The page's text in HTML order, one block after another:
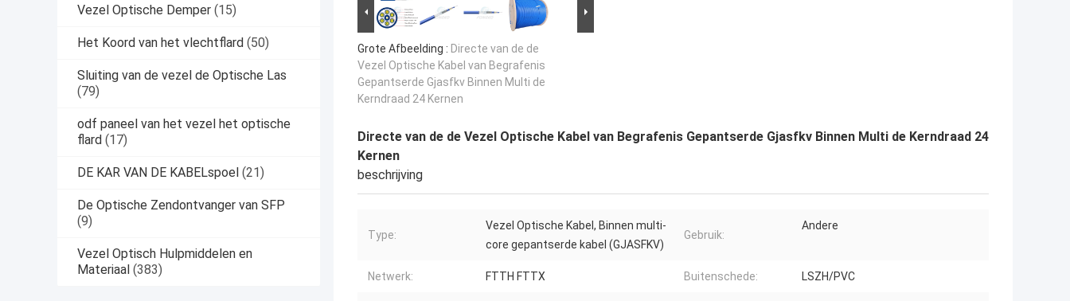
Vezel Optische Demper (15)
Het Koord van het vlechtflard (50)
Sluiting van de vezel de Optische Las
(79)
odf paneel van het vezel het optische
flard (17)
DE KAR VAN DE KABELspoel (21)
De Optische Zendontvanger van SFP
(9)
Vezel Optisch Hulpmiddelen en
Materiaal (383)
Grote Afbeelding : Directe van de de
Vezel Optische Kabel van Begrafenis
Gepantserde Gjasfkv Binnen Multi de
Kerndraad 24 Kernen
Directe van de de Vezel Optische Kabel van Begrafenis Gepantserde Gjasfkv Binnen Multi de Kerndraad 24
Kernen
beschrijving
Type:
Vezel Optische Kabel, Binnen multi-
core gepantserde kabel (GJASFKV)
Gebruik:
Andere
Netwerk: FTTH FTTX Buitenschede: LSZH/PVC